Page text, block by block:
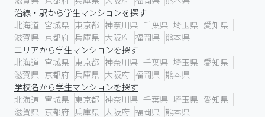
沿線・駅から学生マンションを探す
北海道 宮城県 東京都 神奈川県 千葉県 埼玉県 愛知県
滋賀県 京都府 兵庫県 大阪府 福岡県 熊本県
エリアから学生マンションを探す
北海道 宮城県 東京都 神奈川県 千葉県 埼玉県 愛知県
滋賀県 京都府 兵庫県 大阪府 福岡県 熊本県
学校名から学生マンションを探す
北海道 宮城県 東京都 神奈川県 千葉県 埼玉県 愛知県
滋賀県 京都府 兵庫県 大阪府 福岡県 熊本県